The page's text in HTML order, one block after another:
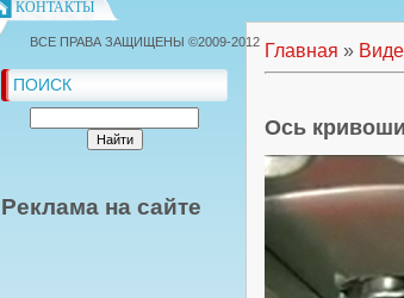
КОНТАКТЫ
ПОИСК
Реклама на сайте
Главная »
Ось
ВСЕ ПРАВА ЗАЩИЩЕНЫ ©2009-2012